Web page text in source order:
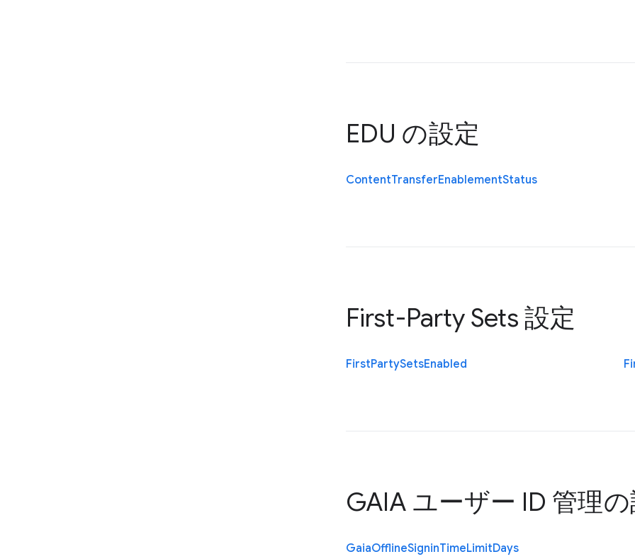
EDU の設定
ContentTransferEnablementStatus
First-Party Sets 設定
FirstPartySetsEnabled
GAIA ユーザー ID 管理
GaiaOfflineSigninTimeLimitDays